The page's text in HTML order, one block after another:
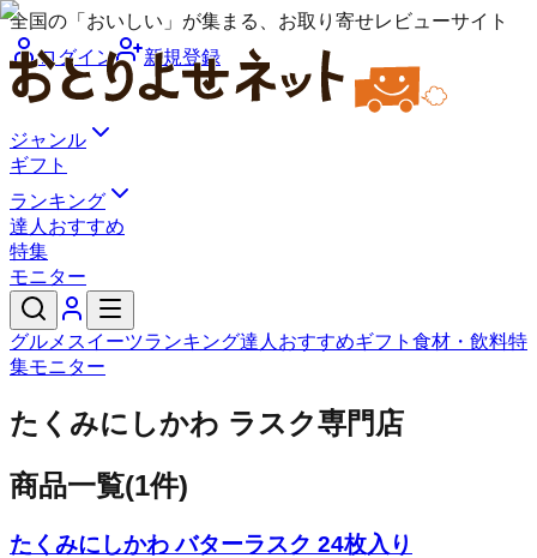
全国の「おいしい」が集まる、お取り寄せレビューサイト
ログイン
新規登録
ジャンル
ギフト
ランキング
達人おすすめ
特集
モニター
グルメ スイーツランキング達人おすすめギフト 食材・飲料特
集モニター
たくみにしかわ ラスク専門店
商品一覧(1件)
たくみにしかわ バターラスク 24枚入り